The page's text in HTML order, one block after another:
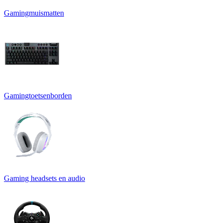
Gamingmuismatten
Gamingtoetsenborden
Gaming headsets en audio